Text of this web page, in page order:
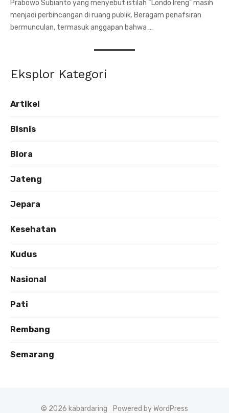
Prabowo Subianto yang menyebut istilah “Londo Ireng” masih
menjadi perbincangan di ruang publik. Beragam penafsiran
bermunculan, termasuk anggapan bahwa …
Eksplor Kategori
Artikel
Bisnis
Blora
Jateng
Jepara
Kesehatan
Kudus
Nasional
Pati
Rembang
Semarang
© 2026 kabardaring Powered by WordPress